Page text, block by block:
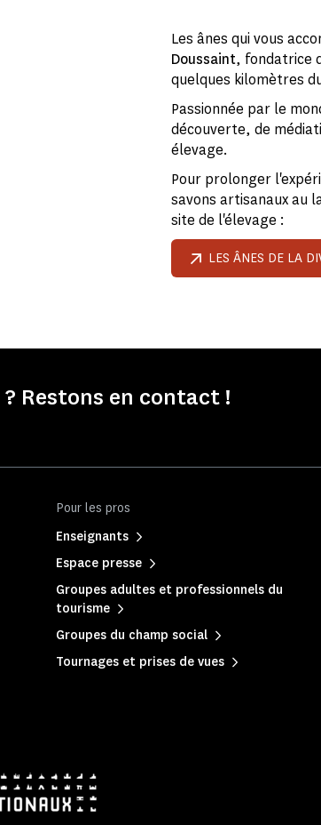
Les ânes qui vous
Doussaint, fondatrice
quelques kilomètres
Passionnée par le
découverte, de
élevage.
Pour prolonger
savons artisanaux au
site de l'élevage :
LES ÂNES DE LA
Restons en contact !
Pour les pros
Enseignants
Espace presse
Groupes adultes et professionnels du
tourisme
Groupes du champ social
Tournages et prises de vues